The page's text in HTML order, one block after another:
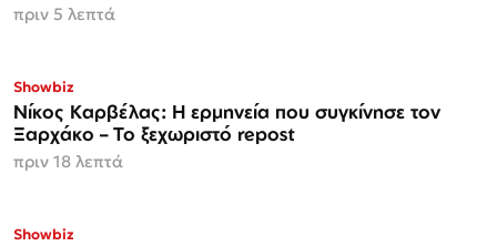
πριν 5 λεπτά
Showbiz
Νίκος Καρβέλας: Η ερμηνεία που συγκίνησε τον
Ξαρχάκο – Το ξεχωριστό repost
πριν 18 λεπτά
Showbiz